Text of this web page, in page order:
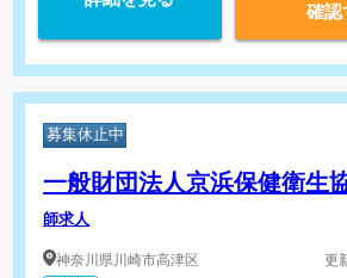
確認
募集休止中
一般財団法人京浜保健衛生
師求人
神奈川県 川崎市高津区
更